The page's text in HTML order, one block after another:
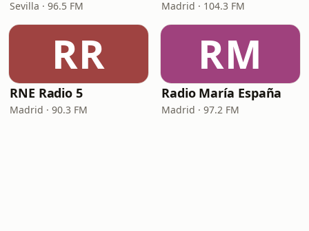
Sevilla · 96.5 FM Madrid · 104.3 FM
RR
RNE Radio 5
Madrid · 90.3 FM
RM
Radio María España
Madrid · 97.2 FM